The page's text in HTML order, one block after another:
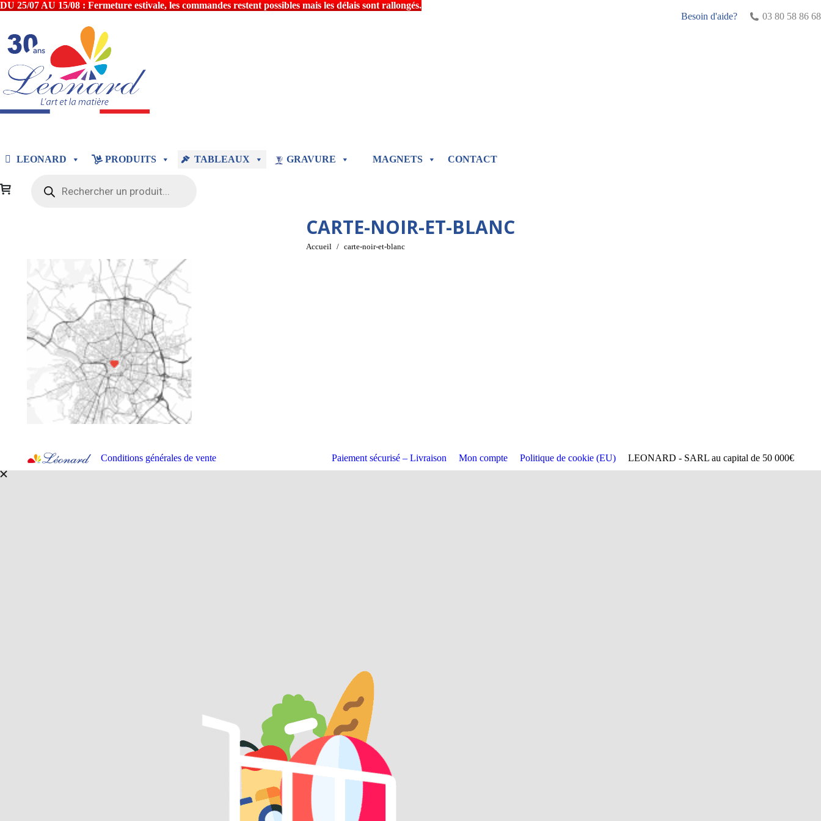
DU 25/07 AU 15/08 : Fermeture estivale, les commandes restent possibles mais les délais sont rallongés.
Besoin d'aide?
03 80 58 86 68
LEONARD PRODUITS TABLEAUX GRAVURE MAGNETS
CONTACT
produits
CARTE-NOIR-ET-BLANC
Vous êtes ici :
Accueil carte-noir-et-blanc
Conditions générales de vente Paiement sécurisé – Livraison Mon compte Politique de cookie (EU) LEONARD - SARL au capital de 50 000€